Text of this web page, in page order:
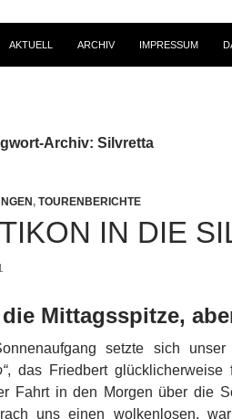
AKTUELL ARCHIV IMPRESSUM
Archiv: Silvretta
, TOURENBERICHTE
IN DIE
Mittagsspitze,
setzte sich unser
, das Friedbert glücklicherweise
Fahrt in den Morgen über die
uns einen wolkenlosen,